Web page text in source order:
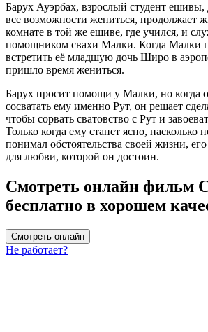
Барух Ауэрбах, взрослый студент
все возможности жениться, продолжает
комнате в той же ешиве, где учился, и
помощником свахи Малки. Когда Малки
встретить её младшую дочь Широ в
пришло время жениться.
Барух просит помощи у Малки, но когда
сосватать ему именно Рут, он решает
чтобы сорвать сватовство с Рут и
Только когда ему станет ясно, насколько
понимал обстоятельства своей жизни, его
для любви, которой он достоин.
Смотреть онлайн фильм
бесплатно в хорошем
Смотреть онлайн
Не работает?